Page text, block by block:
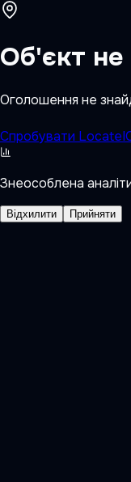
Об'єкт не
Оголошення не
Спробувати
Знеособлена
Відхилити Прийняти